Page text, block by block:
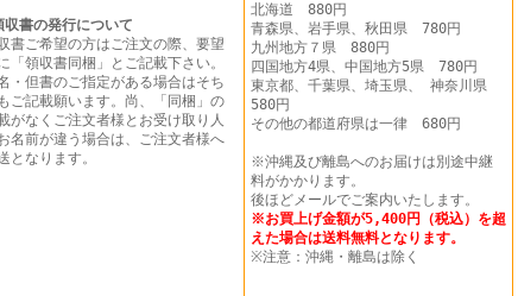
収書の発行について
書ご希望の方はご注文の際、要望
「領収書同梱」とご記載下さい。
・但書のご指定がある場合はそち
ご記載願います。尚、「同梱」の
がなくご注文者様とお受け取り人
名前が違う場合は、ご注文者様へ
となります。
北海道 880円
青森県、岩手県、秋田県 780円
九州地方７県 880円
四国地方4県、中国地方5県 780円
東京都、千葉県、埼玉県、 神奈川県
580円
その他の都道府県は一律 680円
※沖縄及び離島へのお届けは別途中継
料がかかります。
後ほどメールでご案内いたします。
※お買上げ金額が5,400円（税込）を超
えた場合は送料無料となります。
※注意：沖縄・離島は除く